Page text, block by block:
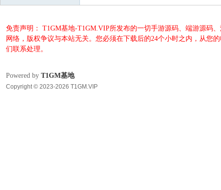
免责声明： T1GM基地-T1GM.VIP所发布的一切手游源码、端游源码
网络，版权争议与本站无关。您必须在下载后的24个小时之内，从您
们联系处理。
Powered by T1GM基地
Copyright © 2023-2026 T1GM.VIP